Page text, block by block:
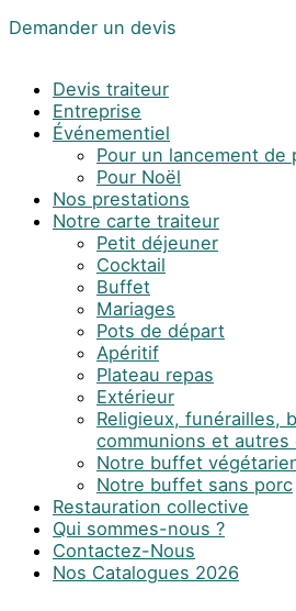
Demander un devis
Devis traiteur
Entreprise
Événementiel
Pour un lancement de
Pour Noël
Nos prestations
Notre carte traiteur
Petit déjeuner
Cocktail
Buffet
Mariages
Pots de départ
Apéritif
Plateau repas
Extérieur
Religieux, funérailles,
communions et autres
Notre buffet
Notre buffet sans porc
Restauration collective
Qui sommes-nous ?
Contactez-Nous
Nos Catalogues 2026